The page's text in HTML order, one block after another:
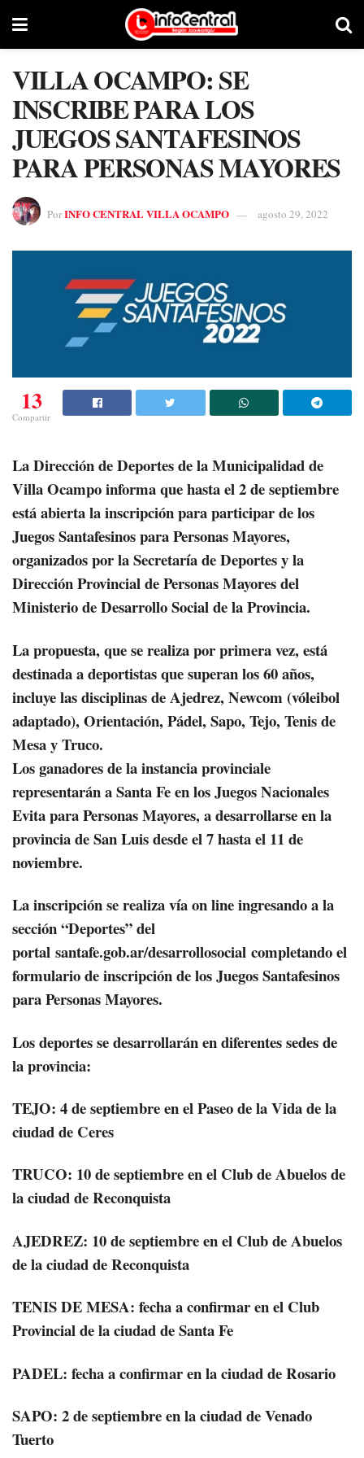
VILLA OCAMPO: SE
INSCRIBE PARA LOS
JUEGOS SANTAFESINOS
PARA PERSONAS MAYORES
PorINFO CENTRAL VILLA OCAMPO agosto 29, 2022
13
Compartir
La Dirección de Deportes de la Municipalidad de
Villa Ocampo informa que hasta el 2 de septiembre
está abierta la inscripción para participar de los
Juegos Santafesinos para Personas Mayores,
organizados por la Secretaría de Deportes y la
Dirección Provincial de Personas Mayores del
Ministerio de Desarrollo Social de la Provincia.
La propuesta, que se realiza por primera vez, está
destinada a deportistas que superan los 60 años,
incluye las disciplinas de Ajedrez, Newcom (vóleibol
adaptado), Orientación, Pádel, Sapo, Tejo, Tenis de
Mesa y Truco.
Los ganadores de la instancia provinciale
representarán a Santa Fe en los Juegos Nacionales
Evita para Personas Mayores, a desarrollarse en la
provincia de San Luis desde el 7 hasta el 11 de
noviembre.
La inscripción se realiza vía on line ingresando a la
sección “Deportes” del
portal santafe.gob.ar/desarrollosocial completando el
formulario de inscripción de los Juegos Santafesinos
para Personas Mayores.
Los deportes se desarrollarán en diferentes sedes de
la provincia:
TEJO: 4 de septiembre en el Paseo de la Vida de la
ciudad de Ceres
TRUCO: 10 de septiembre en el Club de Abuelos de
la ciudad de Reconquista
AJEDREZ: 10 de septiembre en el Club de Abuelos
de la ciudad de Reconquista
TENIS DE MESA: fecha a confirmar en el Club
Provincial de la ciudad de Santa Fe
PADEL: fecha a confirmar en la ciudad de Rosario
SAPO: 2 de septiembre en la ciudad de Venado
Tuerto